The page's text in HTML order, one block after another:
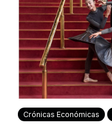
Crónicas Económicas